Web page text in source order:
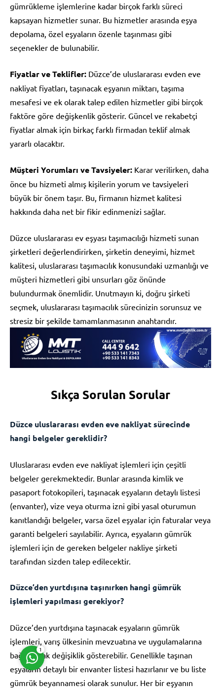
gümrükleme işlemlerine kadar birçok farklı süreci
kapsayan hizmetler sunar. Bu hizmetler arasında eşya
depolama, özel eşyaların özenle taşınması gibi
seçenekler de bulunabilir.
Fiyatlar ve Teklifler: Düzce’de uluslararası evden eve
nakliyat fiyatları, taşınacak eşyanın miktarı, taşıma
mesafesi ve ek olarak talep edilen hizmetler gibi birçok
faktöre göre değişkenlik gösterir. Güncel ve rekabetçi
fiyatlar almak için birkaç farklı firmadan teklif almak
yararlı olacaktır.
Müşteri Yorumları ve Tavsiyeler: Karar verilirken, daha
önce bu hizmeti almış kişilerin yorum ve tavsiyeleri
büyük bir önem taşır. Bu, firmanın hizmet kalitesi
hakkında daha net bir fikir edinmenizi sağlar.
Düzce uluslararası ev eşyası taşımacılığı hizmeti sunan
şirketleri değerlendirirken, şirketin deneyimi, hizmet
kalitesi, uluslararası taşımacılık konusundaki uzmanlığı ve
müşteri hizmetleri gibi unsurları göz önünde
bulundurmak önemlidir. Unutmayın ki, doğru şirketi
seçmek, uluslararası taşımacılık sürecinizin sorunsuz ve
stresiz bir şekilde tamamlanmasının anahtarıdır.
Sıkça Sorulan Sorular
Düzce uluslararası evden eve nakliyat sürecinde
hangi belgeler gereklidir?
Uluslararası evden eve nakliyat işlemleri için çeşitli
belgeler gerekmektedir. Bunlar arasında kimlik ve
pasaport fotokopileri, taşınacak eşyaların detaylı listesi
(envanter), vize veya oturma izni gibi yasal oturumun
kanıtlandığı belgeler, varsa özel eşyalar için faturalar veya
garanti belgeleri sayılabilir. Ayrıca, eşyaların gümrük
işlemleri için de gereken belgeler nakliye şirketi
tarafından sizden talep edilecektir.
Düzce’den yurtdışına taşınırken hangi gümrük
işlemleri yapılması gerekiyor?
Düzce’den yurtdışına taşınacak eşyaların gümrük
işlemleri, varış ülkesinin mevzuatına ve uygulamalarına
bağlı olarak değişiklik gösterebilir. Genellikle taşınan
eşyaların detaylı bir envanter listesi hazırlanır ve bu liste
gümrük beyannamesi olarak sunulur. Her bir eşyanın
Müşteri Temsilcisi
1